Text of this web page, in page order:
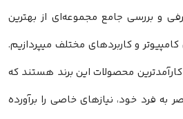
مجموعه‌ای از بهترین
مختلف میپردازیم.
این برند هستند که
خاصی را برآورده